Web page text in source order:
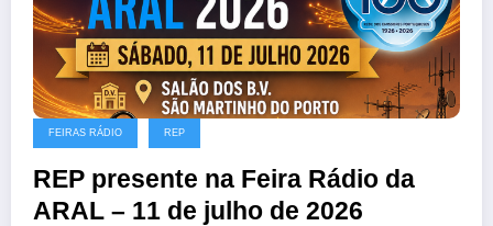
FEIRAS RÁDIO REP
REP presente na Feira Rádio da
ARAL – 11 de julho de 2026